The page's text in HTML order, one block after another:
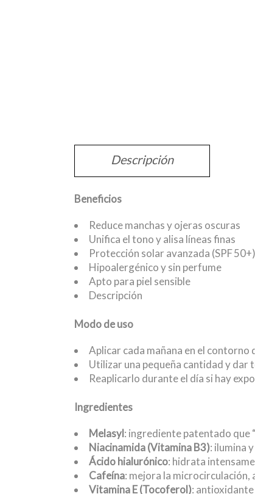
Descripción
Beneficios
Reduce manchas y ojeras oscuras
Unifica el tono y alisa líneas finas
Protección solar avanzada (SPF
Hipoalergénico y sin perfume
Apto para piel sensible
Descripción
Modo de uso
Aplicar cada mañana en el contorno
Utilizar una pequeña cantidad y dar
Reaplicarlo durante el día si hay
Ingredientes
Melasyl: ingrediente patentado que
Niacinamida (Vitamina B3): ilumina
Ácido hialurónico: hidrata
Cafeína: mejora la microcirculación,
Vitamina E (Tocoferol):